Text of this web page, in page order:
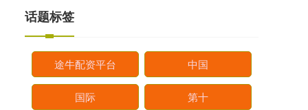
话题标签
途牛配资平台 中国
国际 第十